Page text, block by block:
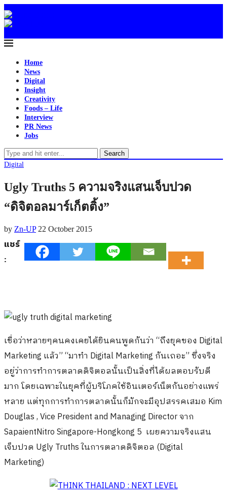
Home
News
Digital
Insight
Creativity
Foods – Life
Interview
PR News
Jobs
Search
Digital
Ugly Truths 5 ความจริงแสนเจ็บปวด
“ดิจิตอลมาร์เก็ตติ้ง”
by Zn-UP 22 October 2015
แชร์
:
เชื่อว่าหลายๆคนคงเคยได้ยินคนพูดกันว่า “ถึงยุคของ Digital
Marketing แล้ว” “มาทำ Digital Marketing กันเถอะ” ซึ่งจริง
อยู่ว่าการทำการตลาดดิจิตอลนั้นเป็นสิ่งที่ได้ผลตอบรับดี
มาก โดยเฉพาะในยุคที่ผู้บริโภคใช้อินเตอร์เน็ตกันอย่างแพร่
หลาย แต่ทุกการทำการตลาดนั้นก็มักจะมีอุปสรรคเสมอ Kim
Douglas , Vice President and Managing Director จาก
SapaientNitro Singapore-Hongkong 5 เผยความจริงแสน
เจ็บปวด Ugly Truths ในการตลาดดิจิตอล (Digital
Marketing)